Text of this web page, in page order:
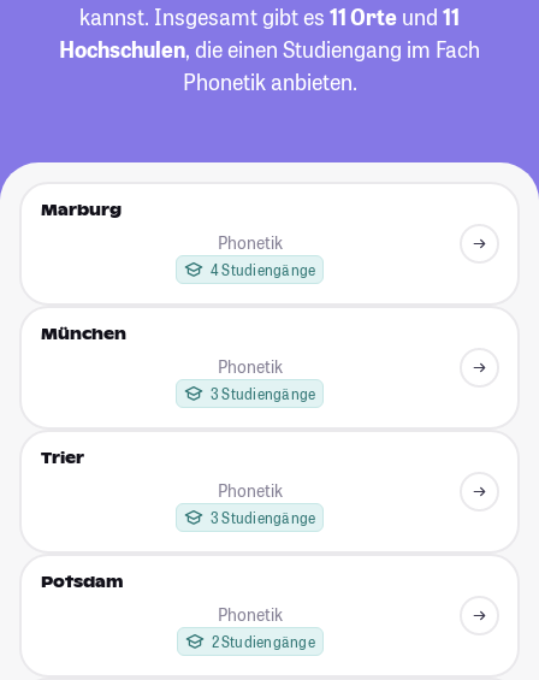
kannst. Insgesamt gibt es 11 Orte und 11
Hochschulen, die einen Studiengang im Fach
Phonetik anbieten.
Marburg
Phonetik
4 Studiengänge
München
Phonetik
3 Studiengänge
Trier
Phonetik
3 Studiengänge
Potsdam
Phonetik
2 Studiengänge